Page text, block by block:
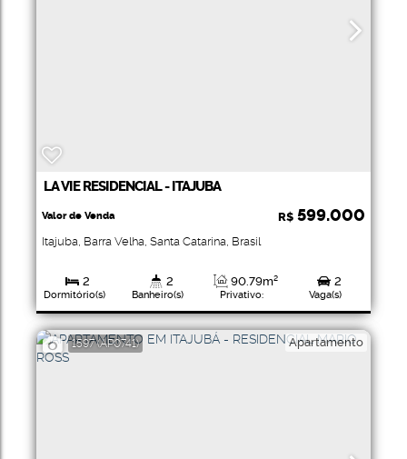
LA VIE RESIDENCIAL - ITAJUBA
R$ 599.000
Valor de Venda
Itajuba, Barra Velha, Santa Catarina, Brasil
2
Dormitório(s)
2
Banheiro(s) Privativo:
90.79m²
1
133.23m²
2
Vaga(s)
1597 (AP0741) Apartamento